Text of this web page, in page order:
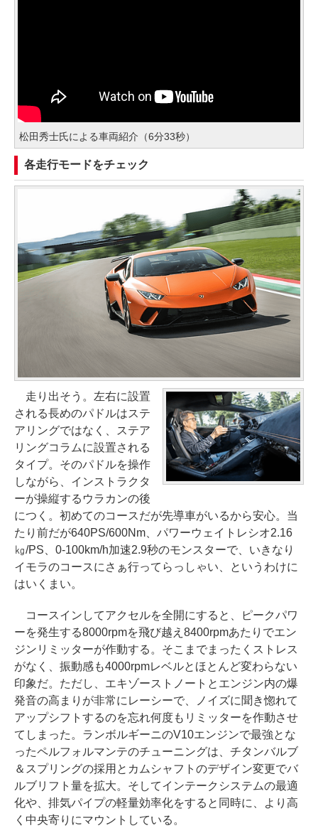
松田秀士氏による車両紹介（6分33秒）
各走行モードをチェック
走り出そう。左右に設置
される長めのパドルはステ
アリングではなく、ステア
リングコラムに設置される
タイプ。そのパドルを操作
しながら、インストラクタ
ーが操縦するウラカンの後
につく。初めてのコースだが先導車がいるから安心。当
たり前だが640PS/600Nm、パワーウェイトレシオ2.16
㎏/PS、0-100km/h加速2.9秒のモンスターで、いきなり
イモラのコースにさぁ行ってらっしゃい、というわけに
はいくまい。
コースインしてアクセルを全開にすると、ピークパワ
ーを発生する8000rpmを飛び越え8400rpmあたりでエン
ジンリミッターが作動する。そこまでまったくストレス
がなく、振動感も4000rpmレベルとほとんど変わらない
印象だ。ただし、エキゾーストノートとエンジン内の爆
発音の高まりが非常にレーシーで、ノイズに聞き惚れて
アップシフトするのを忘れ何度もリミッターを作動させ
てしまった。ランボルギーニのV10エンジンで最強とな
ったペルフォルマンテのチューニングは、チタンバルブ
＆スプリングの採用とカムシャフトのデザイン変更でバ
ルブリフト量を拡大。そしてインテークシステムの最適
化や、排気パイプの軽量効率化をすると同時に、より高
く中央寄りにマウントしている。